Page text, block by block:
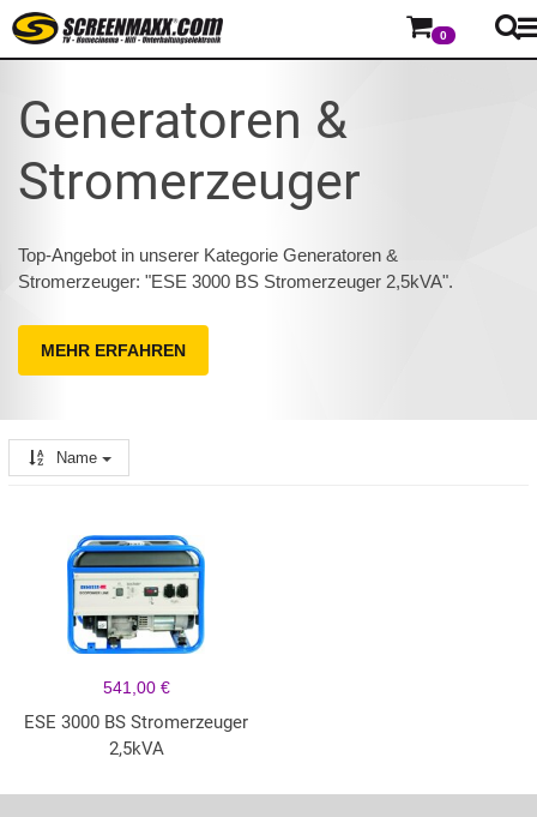
0
Generatoren &
Stromerzeuger
Top-Angebot in unserer Kategorie Generatoren &
Stromerzeuger: "ESE 3000 BS Stromerzeuger 2,5kVA".
MEHR ERFAHREN
Name
541,00 €
ESE 3000 BS Stromerzeuger
2,5kVA